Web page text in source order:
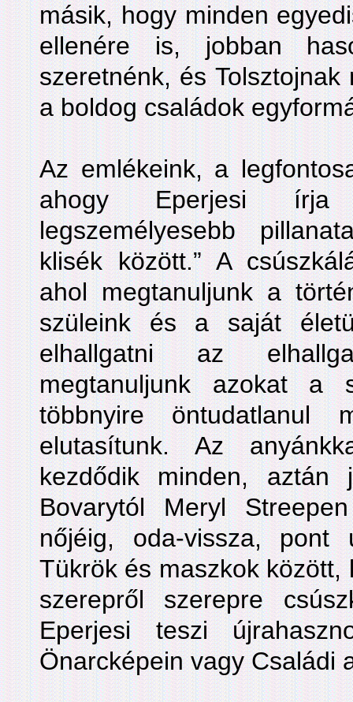
másik, hogy minden
ellenére is, jobban
szeretnénk, és
a boldog családok
Az emlékeink, a
ahogy Eperjesi írja
legszemélyesebb
klisék között.” A
ahol megtanuljunk a
szüleink és a saját
elhallgatni az
megtanuljunk azokat a
többnyire öntudatlanul
elutasítunk. Az
kezdődik minden, aztán
Bovarytól Meryl
nőjéig, oda-vissza, pont
Tükrök és maszkok
szerepről szerepre
Eperjesi teszi
Önarcképein vagy Családi